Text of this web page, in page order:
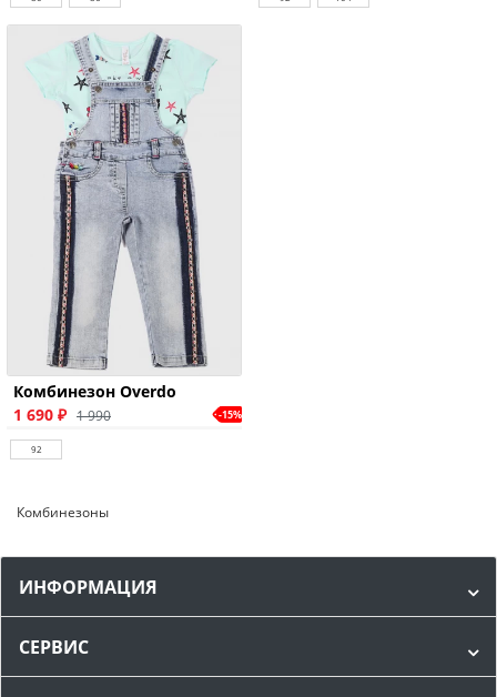
Комбинезон Overdo
1 690 ₽ 1 990 -15%
92
Комбинезоны
ИНФОРМАЦИЯ
СЕРВИС